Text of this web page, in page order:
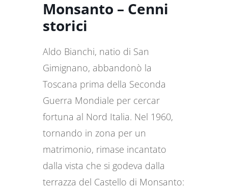
Monsanto – Cenni
storici
Aldo Bianchi, natio di San
Gimignano, abbandonò la
Toscana prima della Seconda
Guerra Mondiale per cercar
fortuna al Nord Italia. Nel 1960,
tornando in zona per un
matrimonio, rimase incantato
dalla vista che si godeva dalla
terrazza del Castello di Monsanto: